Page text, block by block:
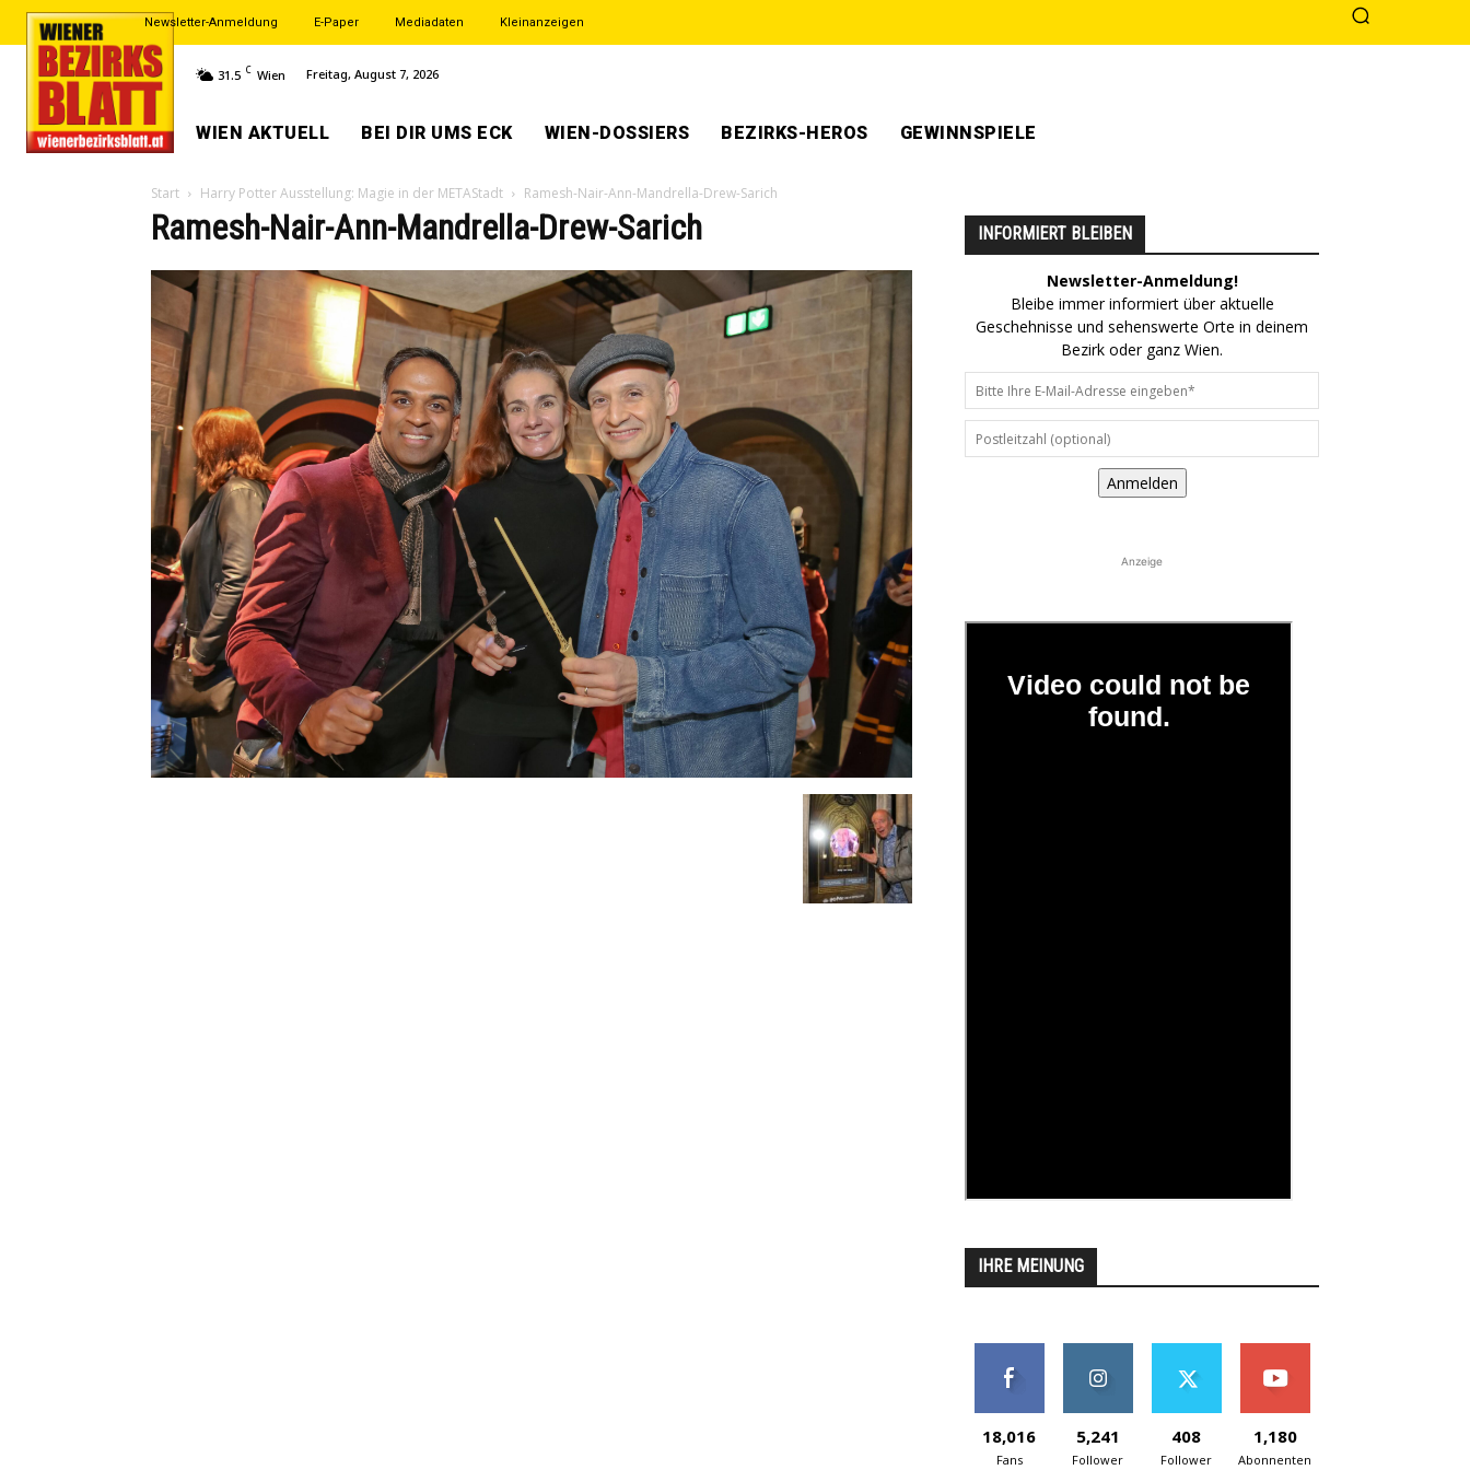
Newsletter-Anmeldung E-Paper Mediadaten Kleinanzeigen
31.5 C Wien Freitag, August 7, 2026
WIEN AKTUELL BEI DIR UMS ECK WIEN-DOSSIERS BEZIRKS-HEROS GEWINNSPIELE
Start Harry Potter Ausstellung: Magie in der METAStadt Ramesh-Nair-Ann-Mandrella-Drew-Sarich
Ramesh-Nair-Ann-Mandrella-Drew-Sarich INFORMIERT BLEIBEN
Newsletter-Anmeldung!
Bleibe immer informiert über aktuelle
Geschehnisse und sehenswerte Orte in deinem
Bezirk oder ganz Wien.
Anmelden
Anzeige
IHRE MEINUNG
18,016
Fans
5,241
Follower
408
Follower
1,180
Abonnenten